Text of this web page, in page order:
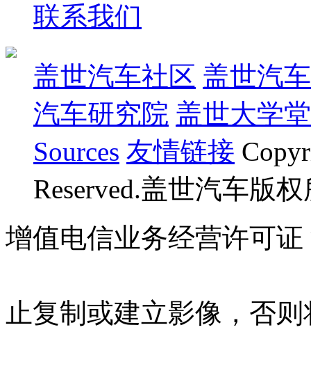
联系我们
盖世汽车社区 盖世汽
汽车研究院 盖世大学堂
Sources 友情链接
Reserved.盖世汽车版
增值电信业务经营许可证
止复制或建立影像，否